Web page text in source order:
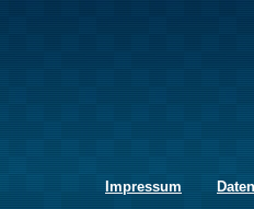
Impressum